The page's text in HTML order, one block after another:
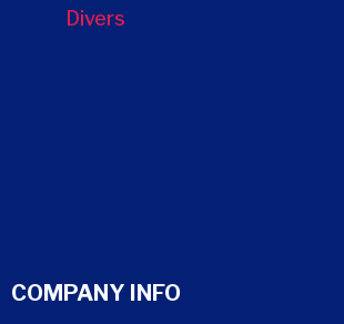
Divers
COMPANY INFO